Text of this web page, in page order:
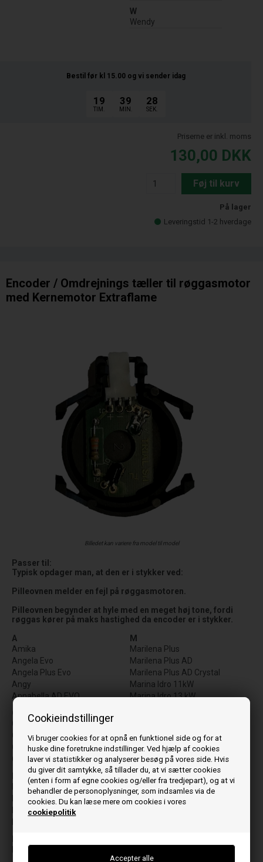
Cookieindstillinger
Vi bruger cookies for at opnå en funktionel side og for at
huske dine foretrukne indstillinger. Ved hjælp af cookies
laver vi statistikker og analyserer besøg på vores side. Hvis
du giver dit samtykke, så tillader du, at vi sætter cookies
(enten i form af egne cookies og/eller fra tredjepart), og at vi
behandler de personoplysninger, som indsamles via de
cookies. Du kan læse mere om cookies i vores
cookiepolitik
W
Wendy
Bestil før kl 15.00 og vi sender idag
19
TIM.
39
MIN.
27
SEK.
Priserne er inkl. moms
130,00 DKK
Føj til kurv
På lager
Leveringstid 1-2 hverdage
Encoder / Omdrejnings tæller til røggasmotor
med Kernemotor Extraflame
Billedet kan variere fra model til model
Passer til:
Typisk opdager man, at den er i stykker ved:
Pilleovnen melder en fejl på røggasmotoren.
Pilleovnen begynder at hyle med en meget høj tone, fordi
røggas kører på maks hastighed da encoder er i stykker.
A
Amika
Angela Evo
Angela Plus Evo
Angy
Annabella AD EVO
C
Comfort P70
Comfort P85
Comfort P85 Plus
Costanza Idro
Dahiana
Dahiana Plus
Debby
Evelyne Idro 2.0
M
Marilena Plus
Marilena Plus AD
Marilena Plus AD Crystal
Marina Idro 11kW
Marina Idro 13 kW,
Moira Evo
Moira Sp
N
Noris
Noris Lux
Noris Plus
PK20
PR20